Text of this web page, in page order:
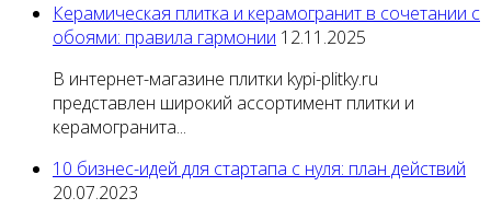
Керамическая плитка и керамогранит в сочетании с
обоями: правила гармонии 12.11.2025
В интернет-магазине плитки kypi-plitky.ru
представлен широкий ассортимент плитки и
керамогранита...
10 бизнес-идей для стартапа с нуля: план действий
20.07.2023